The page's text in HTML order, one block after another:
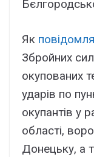
Як
Збройних
окупованих
ударів по
окупантів у
області,
Донецьку, а